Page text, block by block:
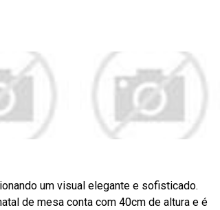
um visual elegante e sofisticado.
de mesa conta com 40cm de altura e é